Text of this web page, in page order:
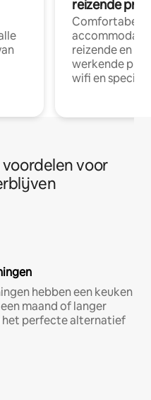
reizende
Comfortabele
reizende en
werkende
wifi en
voor
hebben een keuken
maand of langer
het perfecte alternatief